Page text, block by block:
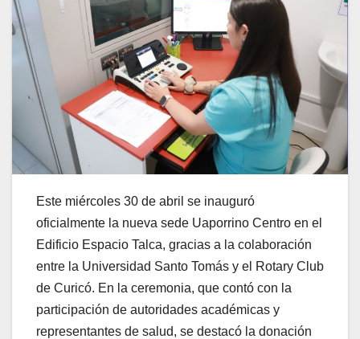
Este miércoles 30 de abril se inauguró
oficialmente la nueva sede Uaporrino Centro en el
Edificio Espacio Talca, gracias a la colaboración
entre la Universidad Santo Tomás y el Rotary Club
de Curicó. En la ceremonia, que contó con la
participación de autoridades académicas y
representantes de salud, se destacó la donación